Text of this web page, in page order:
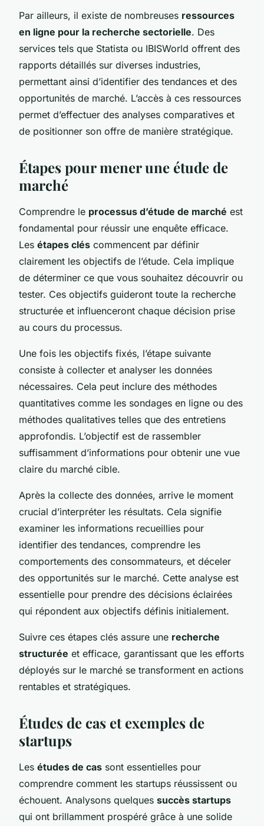
Par ailleurs, il existe de nombreuses ressources
en ligne pour la recherche sectorielle. Des
services tels que Statista ou IBISWorld offrent des
rapports détaillés sur diverses industries,
permettant ainsi d’identifier des tendances et des
opportunités de marché. L’accès à ces ressources
permet d’effectuer des analyses comparatives et
de positionner son offre de manière stratégique.
Étapes pour mener une étude de
marché
Comprendre le processus d’étude de marché est
fondamental pour réussir une enquête efficace.
Les étapes clés commencent par définir
clairement les objectifs de l’étude. Cela implique
de déterminer ce que vous souhaitez découvrir ou
tester. Ces objectifs guideront toute la recherche
structurée et influenceront chaque décision prise
au cours du processus.
Une fois les objectifs fixés, l’étape suivante
consiste à collecter et analyser les données
nécessaires. Cela peut inclure des méthodes
quantitatives comme les sondages en ligne ou des
méthodes qualitatives telles que des entretiens
approfondis. L’objectif est de rassembler
suffisamment d’informations pour obtenir une vue
claire du marché cible.
Après la collecte des données, arrive le moment
crucial d’interpréter les résultats. Cela signifie
examiner les informations recueillies pour
identifier des tendances, comprendre les
comportements des consommateurs, et déceler
des opportunités sur le marché. Cette analyse est
essentielle pour prendre des décisions éclairées
qui répondent aux objectifs définis initialement.
Suivre ces étapes clés assure une recherche
structurée et efficace, garantissant que les efforts
déployés sur le marché se transforment en actions
rentables et stratégiques.
Études de cas et exemples de
startups
Les études de cas sont essentielles pour
comprendre comment les startups réussissent ou
échouent. Analysons quelques succès startups
qui ont brillamment prospéré grâce à une solide